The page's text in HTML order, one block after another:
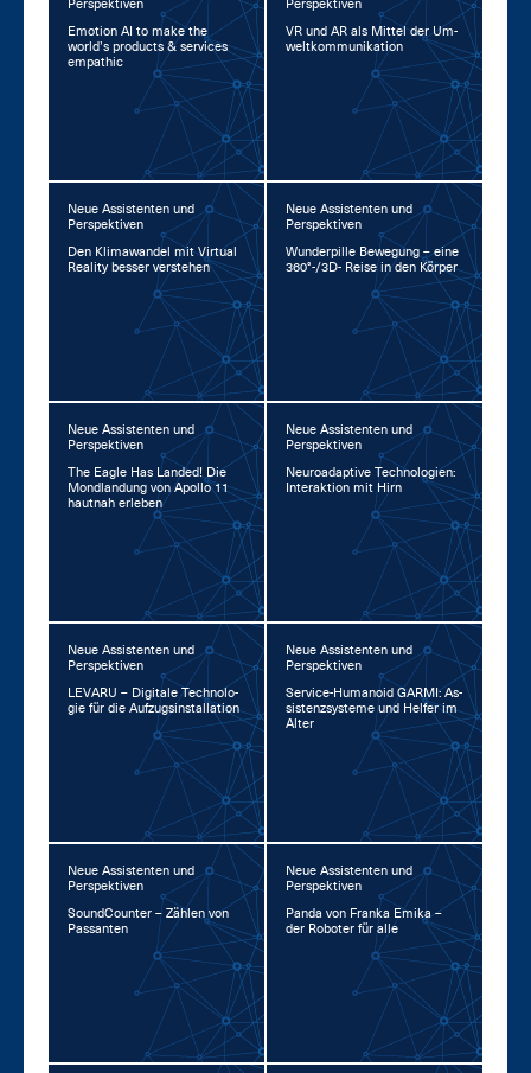
Perspektiven
Emo­ti­on AI to ma­ke the
world’s pro­ducts & ser­vices
em­pa­thic
Perspektiven
VR und AR als Mit­tel der Um­
welt­kom­mu­ni­ka­ti­on
Neue Assistenten und
Perspektiven
Den Kli­ma­wan­del mit Vir­tu­al
Rea­li­ty bes­ser ver­ste­hen
Neue Assistenten und
Perspektiven
Wun­der­pil­le Be­we­gung – ei­ne
360°-/3D- Rei­se in den Kör­per
Neue Assistenten und
Perspektiven
The Ea­gle Has Lan­ded! Die
Mond­lan­dung von Apol­lo 11
haut­nah er­le­ben
Neue Assistenten und
Perspektiven
Neu­road­ap­ti­ve Tech­no­lo­gi­en:
In­ter­ak­ti­on mit Hirn
Neue Assistenten und
Perspektiven
LE­VA­RU – Di­gi­ta­le Tech­no­lo­
gie für die Auf­zug­s­in­stal­la­ti­on
Neue Assistenten und
Perspektiven
Ser­vice-Hu­ma­no­id GAR­MI: As­
sis­tenz­sys­te­me und Hel­fer im
Al­ter
Neue Assistenten und
Perspektiven
Sound­Coun­ter – Zäh­len von
Pas­san­ten
Neue Assistenten und
Perspektiven
Pan­da von Fran­ka Emi­ka –
der Ro­bo­ter für al­le